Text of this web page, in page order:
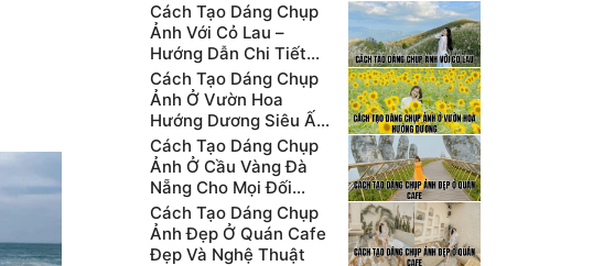
Cách Tạo Dáng Chụp
Ảnh Với Cỏ Lau –
Hướng Dẫn Chi Tiết
Cho Người Mới
Cách Tạo Dáng Chụp
Ảnh Ở Vườn Hoa
Hướng Dương Siêu Ấn
Tượng
Cách Tạo Dáng Chụp
Ảnh Ở Cầu Vàng Đà
Nẵng Cho Mọi Đối
Tượng
Cách Tạo Dáng Chụp
Ảnh Đẹp Ở Quán Cafe
Đẹp Và Nghệ Thuật